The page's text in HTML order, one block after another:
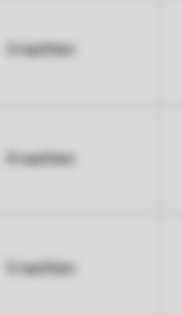
3 nachten
4 nachten
5 nachten